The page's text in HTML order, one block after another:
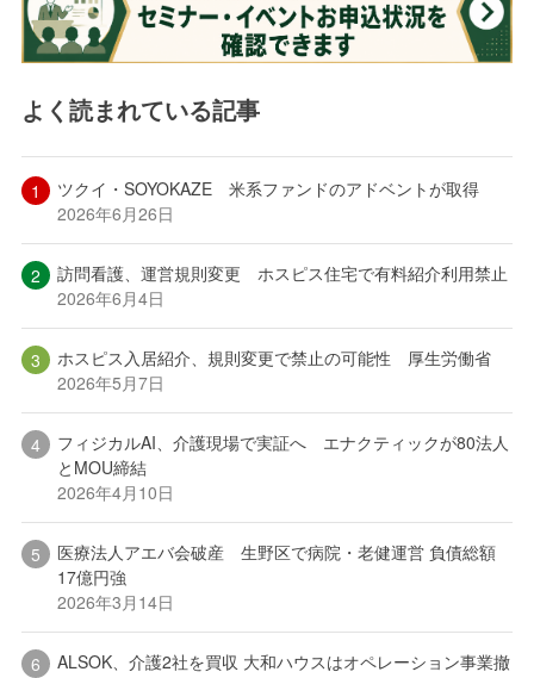
よく読まれている記事
ツクイ・SOYOKAZE 米系ファンドのアドベントが取得
2026年6月26日
訪問看護、運営規則変更 ホスピス住宅で有料紹介利用禁止
2026年6月4日
ホスピス入居紹介、規則変更で禁止の可能性 厚生労働省
2026年5月7日
フィジカルAI、介護現場で実証へ エナクティックが80法人
とMOU締結
2026年4月10日
医療法人アエバ会破産 生野区で病院・老健運営 負債総額
17億円強
2026年3月14日
ALSOK、介護2社を買収 大和ハウスはオペレーション事業撤